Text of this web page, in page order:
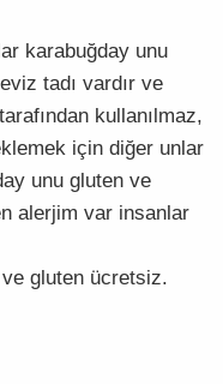
karabuğday unu
tadı vardır ve
kullanılmaz,
için diğer unlar
unu gluten ve
alerjim var insanlar
gluten ücretsiz.